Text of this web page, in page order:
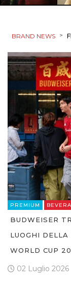
BRAND NEWS >
PREMIUM
BUDWEISER
LUOGHI
WORLD CUP
02 Luglio 2026